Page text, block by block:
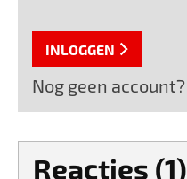
INLOGGEN
Nog geen account?
Reacties (1)